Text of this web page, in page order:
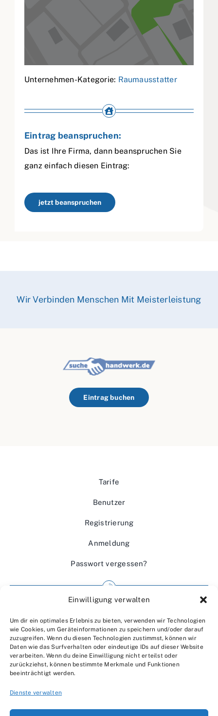
Einwilligung verwalten
Um dir ein optimales Erlebnis zu bieten, verwenden wir Technologien
wie Cookies, um Geräteinformationen zu speichern und/oder darauf
zuzugreifen. Wenn du diesen Technologien zustimmst, können wir
Daten wie das Surfverhalten oder eindeutige IDs auf dieser Website
verarbeiten. Wenn du deine Einwilligung nicht erteilst oder
zurückziehst, können bestimmte Merkmale und Funktionen
beeinträchtigt werden.
Dienste verwalten
Unternehmen-Kategorie: Raumausstatter
Eintrag beanspruchen:
Das ist Ihre Firma, dann beanspruchen Sie
ganz einfach diesen Eintrag:
jetzt beanspruchen
Wir Verbinden Menschen Mit Meisterleistung
Eintrag buchen
Tarife
Benutzer
Registrierung
Anmeldung
Passwort vergessen?
Wir über uns
Kontakt
Datenschutzerklärung